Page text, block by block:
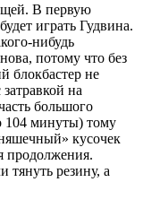
В первую
играть Гудвина.
нибудь
потому что без
блокбастер не
на
большого
104 минуты) тому
кусочек
продолжения.
тянуть резину, а